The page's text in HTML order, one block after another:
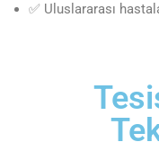
✅ Uluslararası